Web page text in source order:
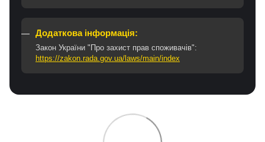
Додаткова інформація:
Закон України "Про захист прав споживачів":
https://zakon.rada.gov.ua/laws/main/index